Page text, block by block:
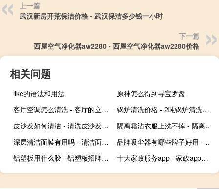
上一篇
武汉新房开荒保洁价格 - 武汉保洁多少钱一小时
下一篇
西屋空气净化器aw2280 - 西屋空气净化器aw2280价格
相关问题
like的语法和用法
原神怎么得到寻宝罗盘
客厅空调怎么清洗 - 客厅的立式空调怎么清洗
锅炉清洗价格 - 2吨锅炉清洗费用
皮沙发如何清洁 - 清洗皮沙发的6个小妙招
隔离霜沾衣服上洗不掉 - 隔离霜粘衣服上怎么洗
深层清洁面膜有用吗 - 清洁面膜真的有效果吗
品牌吸尘器有哪些牌子好用 - 口碑最好的家用吸尘器
铝塑板用什么胶 - 铝塑板招牌用什么胶
十大家政服务app - 家政app哪个好